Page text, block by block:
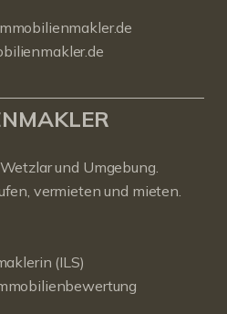
und Umgebung.
vermieten und mieten.
(ILS)